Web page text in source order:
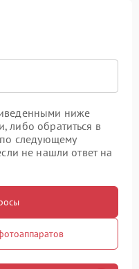
ниже
либо обратиться в
следующему
не нашли ответ на